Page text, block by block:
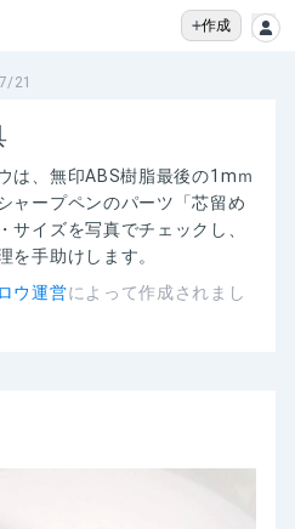
作成
21
は、 無印ABS樹脂最後の1mｍ
ャープペンのパーツ「芯留め
サイズを写真でチェックし、
を手助けします。
ウ運営によって作成されまし